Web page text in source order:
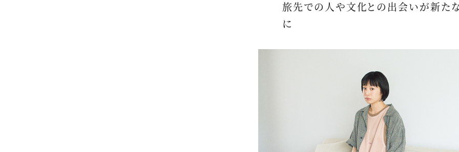
旅先での人や文化との出会いが新た
に